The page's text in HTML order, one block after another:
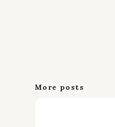
More posts